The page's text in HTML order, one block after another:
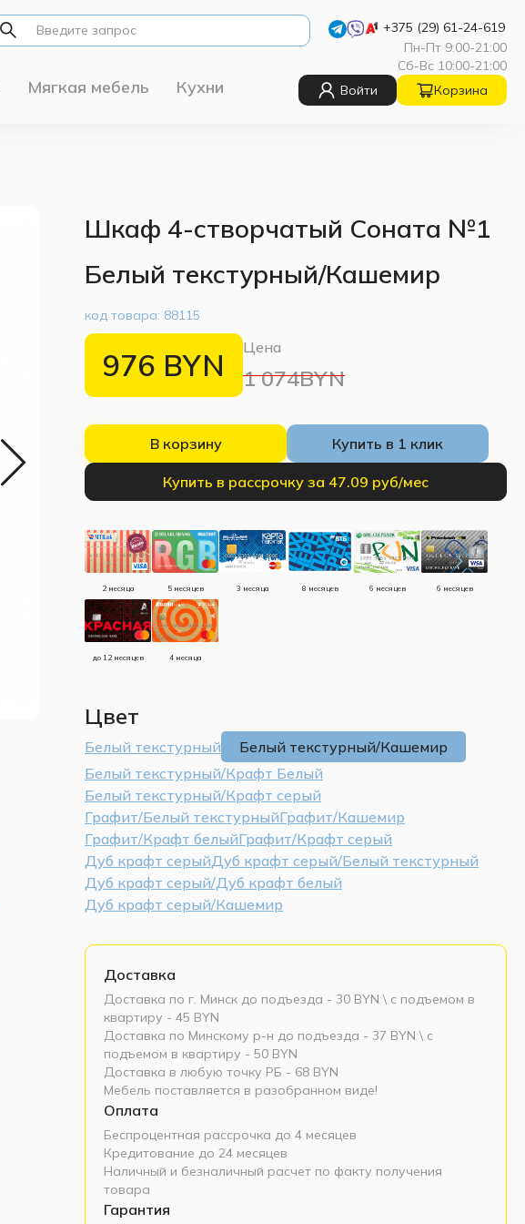
+375 (29) 61-24-619
Пн-Пт 9:00-21:00
Сб-Вс 10:00-21:00
Мягкая мебель Кухни Войти Корзина
Шкаф 4-створчатый Соната №1
Белый текстурный/Кашемир
код товара: 88115
976 BYN Цена
1 074BYN
В корзину Купить в 1 клик
Купить в рассрочку за 47.09 руб/мес
2 месяца 5 месяцев 3 месяца 8 месяцев 6 месяцев 6 месяцев
до 12 месяцев 4 месяца
Цвет
Белый текстурный
Белый текстурный/Кашемир
Белый текстурный/Крафт Белый
Белый текстурный/Крафт серый
Графит/Белый текстурныйГрафит/Кашемир
Графит/Крафт белыйГрафит/Крафт серый
Дуб крафт серыйДуб крафт серый/Белый текстурный
Дуб крафт серый/Дуб крафт белый
Дуб крафт серый/Кашемир
Доставка
Доставка по г. Минск до подъезда - 30 BYN \ c подъемом в
квартиру - 45 BYN
Доставка по Минскому р-н до подъезда - 37 BYN \ c
подъемом в квартиру - 50 BYN
Доставка в любую точку РБ - 68 BYN
Мебель поставляется в разобранном виде!
Оплата
Беспроцентная рассрочка до 4 месяцев
Кредитование до 24 месяцев
Наличный и безналичный расчет по факту получения
товара
Гарантия